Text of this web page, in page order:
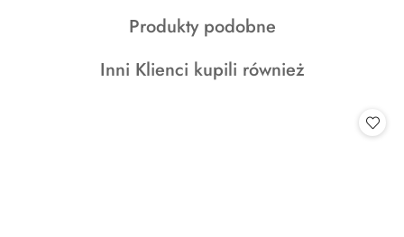
statusie:Produkty
statusie:
Produkty podobne
Produkty
Inni Klienci kupili również